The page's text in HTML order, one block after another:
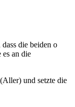
die beiden o
es an die
und setzte die